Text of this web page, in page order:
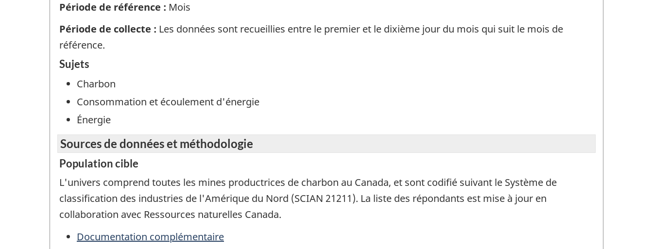
Période de référence : Mois
Période de collecte : Les données sont recueillies entre le premier et le dixième jour du mois qui suit le mois de
référence.
Sujets
Charbon
Consommation et écoulement d'énergie
Énergie
Sources de données et méthodologie
Population cible
L'univers comprend toutes les mines productrices de charbon au Canada, et sont codifié suivant le Système de
classification des industries de l'Amérique du Nord (SCIAN 21211). La liste des répondants est mise à jour en
collaboration avec Ressources naturelles Canada.
Documentation complémentaire